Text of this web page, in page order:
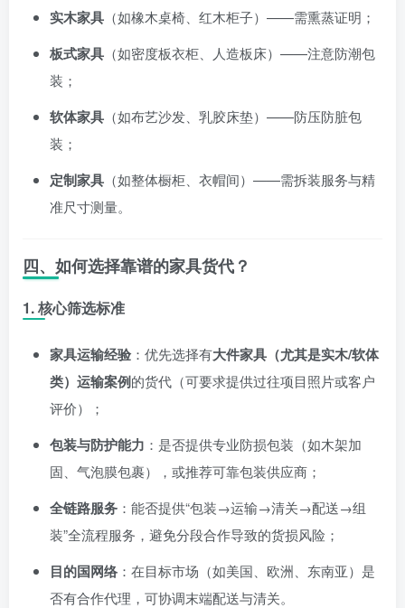
实木家具 （如橡木桌椅、红木柜子）——需熏蒸证明；
板式家具 （如密度板衣柜、人造板床）——注意防潮包
装；
软体家具 （如布艺沙发、乳胶床垫）——防压防脏包
装；
定制家具 （如整体橱柜、衣帽间）——需拆装服务与精
准尺寸测量。
四、如何选择靠谱的家具货代？
1. 核心筛选标准
家具运输经验：优先选择有大件家具（尤其是实木/软体
类）运输案例的货代（可要求提供过往项目照片或客户
评价）；
包装与防护能力 ：是否提供专业防损包装（如木架加
固、气泡膜包裹），或推荐可靠包装供应商；
全链路服务 ：能否提供“包装→运输→清关→配送→组
装”全流程服务，避免分段合作导致的货损风险；
目的国网络 ：在目标市场（如美国、欧洲、东南亚）是
否有合作代理，可协调末端配送与清关。